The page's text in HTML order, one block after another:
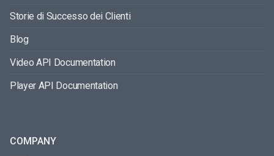
Storie di Successo dei Clienti
Blog
Video API Documentation
Player API Documentation
COMPANY